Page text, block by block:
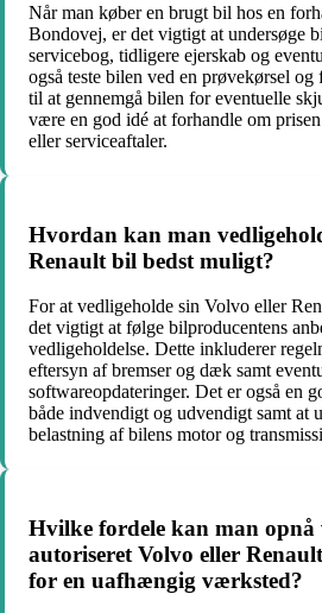
Når man køber en brugt bil hos en
Bondovej, er det vigtigt at undersøge
servicebog, tidligere ejerskab og
også teste bilen ved en prøvekørsel
til at gennemgå bilen for eventuelle
være en god idé at forhandle om
eller serviceaftaler.
Hvordan kan man
Renault bil bedst muligt?
For at vedligeholde sin Volvo eller
det vigtigt at følge bilproducentens
vedligeholdelse. Dette inkluderer
eftersyn af bremser og dæk samt
softwareopdateringer. Det er også en
både indvendigt og udvendigt samt at
belastning af bilens motor og
Hvilke fordele kan man opnå
autoriseret Volvo eller
for en uafhængig værksted?